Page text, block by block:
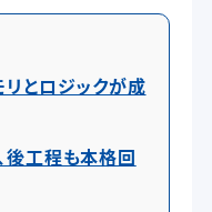
リとロジックが成
後工程も本格回